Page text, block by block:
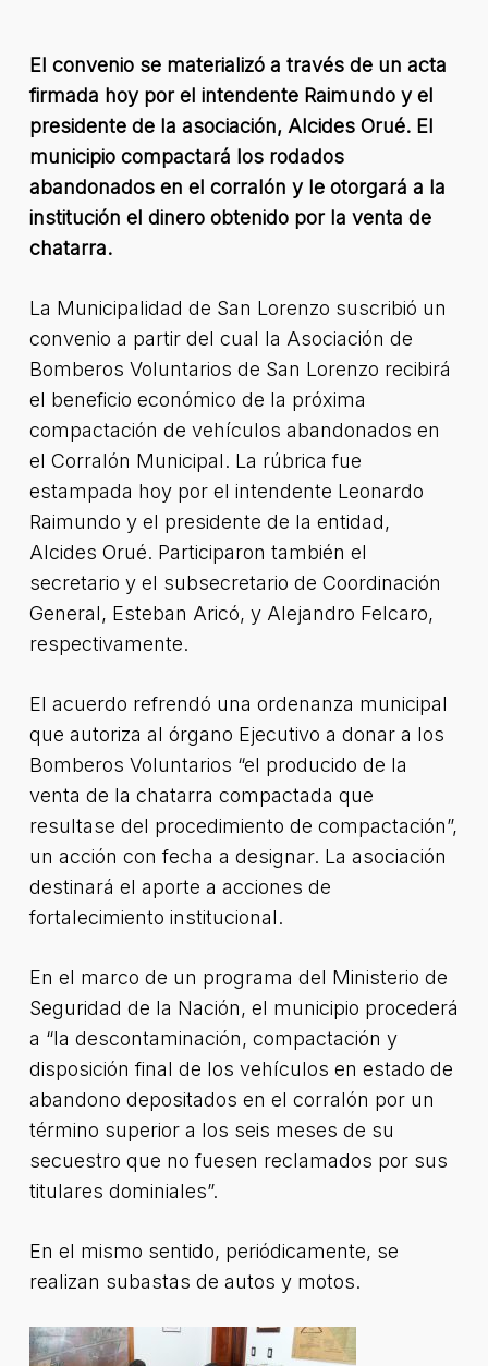
El convenio se materializó a través de un acta
firmada hoy por el intendente Raimundo y el
presidente de la asociación, Alcides Orué. El
municipio compactará los rodados
abandonados en el corralón y le otorgará a la
institución el dinero obtenido por la venta de
chatarra.
La Municipalidad de San Lorenzo suscribió un
convenio a partir del cual la Asociación de
Bomberos Voluntarios de San Lorenzo recibirá
el beneficio económico de la próxima
compactación de vehículos abandonados en
el Corralón Municipal. La rúbrica fue
estampada hoy por el intendente Leonardo
Raimundo y el presidente de la entidad,
Alcides Orué. Participaron también el
secretario y el subsecretario de Coordinación
General, Esteban Aricó, y Alejandro Felcaro,
respectivamente.
El acuerdo refrendó una ordenanza municipal
que autoriza al órgano Ejecutivo a donar a los
Bomberos Voluntarios “el producido de la
venta de la chatarra compactada que
resultase del procedimiento de compactación”,
un acción con fecha a designar. La asociación
destinará el aporte a acciones de
fortalecimiento institucional.
En el marco de un programa del Ministerio de
Seguridad de la Nación, el municipio procederá
a “la descontaminación, compactación y
disposición final de los vehículos en estado de
abandono depositados en el corralón por un
término superior a los seis meses de su
secuestro que no fuesen reclamados por sus
titulares dominiales”.
En el mismo sentido, periódicamente, se
realizan subastas de autos y motos.